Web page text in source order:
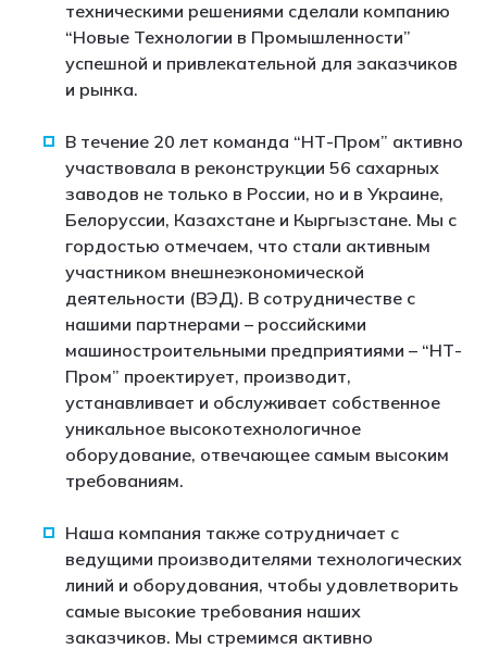
техническими решениями сделали компанию
“Новые Технологии в Промышленности”
успешной и привлекательной для заказчиков
и рынка.
В течение 20 лет команда “НТ-Пром” активно
участвовала в реконструкции 56 сахарных
заводов не только в России, но и в Украине,
Белоруссии, Казахстане и Кыргызстане. Мы с
гордостью отмечаем, что стали активным
участником внешнеэкономической
деятельности (ВЭД). В сотрудничестве с
нашими партнерами – российскими
машиностроительными предприятиями – “НТ-
Пром” проектирует, производит,
устанавливает и обслуживает собственное
уникальное высокотехнологичное
оборудование, отвечающее самым высоким
требованиям.
Наша компания также сотрудничает с
ведущими производителями технологических
линий и оборудования, чтобы удовлетворить
самые высокие требования наших
заказчиков. Мы стремимся активно